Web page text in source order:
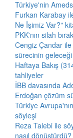
Türkiye'nin
Furkan Karabay
Ne İşimiz Var?"
PKK'nın silah
Cengiz Çandar
sürecinin geleceği
Haftaya Bakış
tahliyeler
İBB davasında
Erdoğan çözüm
Türkiye
söyleşi
Reza Talebi ile
nasıl dönüştürdü?